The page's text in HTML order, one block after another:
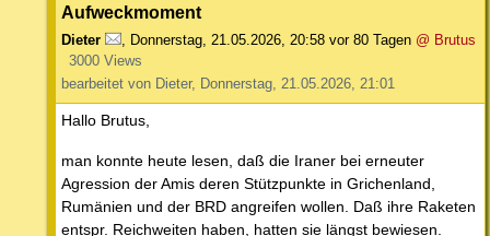
Aufweckmoment
Dieter Donnerstag, 21.05.2026, 20:58 vor 80 Tagen @ Brutus
3000 Views
bearbeitet von Dieter, Donnerstag, 21.05.2026, 21:01
Hallo Brutus,
man konnte heute lesen, daß die Iraner bei erneuter
Agression der Amis deren Stützpunkte in Grichenland,
Rumänien und der BRD angreifen wollen. Daß ihre Raketen
entspr. Reichweiten haben, hatten sie längst bewiesen.